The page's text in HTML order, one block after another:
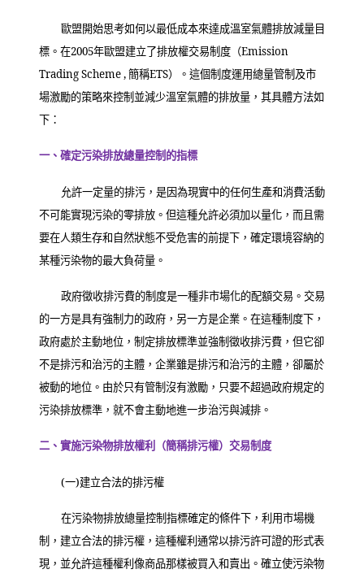
歐盟開始思考如何以最低成本來達成溫室氣體排放減量目
標。在2005年歐盟建立了排放權交易制度（Emission
Trading Scheme ,簡稱ETS）。這個制度運用總量管制及市
場激勵的策略來控制並減少溫室氣體的排放量，其具體方法如
下：
一、確定污染排放總量控制的指標
允許一定量的排污，是因為現實中的任何生產和消費活動
不可能實現污染的零排放。但這種允許必須加以量化，而且需
要在人類生存和自然狀態不受危害的前提下，確定環境容納的
某種污染物的最大負荷量。
政府徵收排污費的制度是一種非市場化的配額交易。交易
的一方是具有強制力的政府，另一方是企業。在這種制度下，
政府處於主動地位，制定排放標準並強制徵收排污費，但它卻
不是排污和治污的主體，企業雖是排污和治污的主體，卻屬於
被動的地位。由於只有管制沒有激勵，只要不超過政府規定的
污染排放標準，就不會主動地進一步治污與減排。
二、實施污染物排放權利（簡稱排污權）交易制度
(一)建立合法的排污權
在污染物排放總量控制指標確定的條件下，利用市場機
制，建立合法的排污權，這種權利通常以排污許可證的形式表
現，並允許這種權利像商品那樣被買入和賣出。確立使污染物